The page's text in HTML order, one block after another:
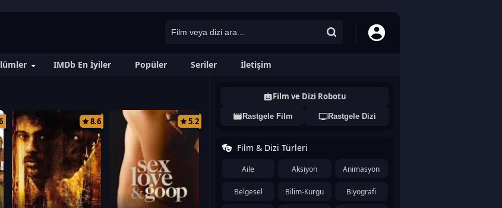
IMDb En İyiler Popüler Seriler İletişim
8.6 5.2
Film ve Dizi Robotu
Rastgele Film Rastgele Dizi
Film & Dizi Türleri
Aile Aksiyon Animasyon
Belgesel Bilim-Kurgu Biyografi